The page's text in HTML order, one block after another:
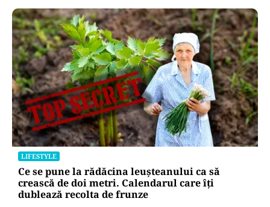
LIFESTYLE
Ce se pune la rădăcina leușteanului ca să
crească de doi metri. Calendarul care îți
dublează recolta de frunze